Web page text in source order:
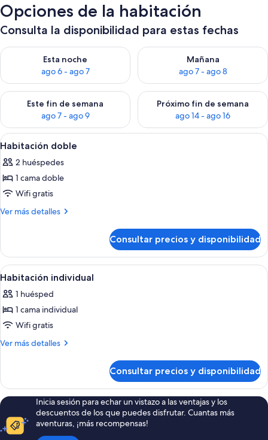
Opciones de la habitación
Consulta la disponibilidad para estas fechas
Esta noche
ago 6 - ago 7
Consulta la disponibilidad para esta noche, ago 6 - ago 7
Mañana
ago 7 - ago 8
Consulta la disponibilidad
Este fin de semana
ago 7 - ago 9
Consulta la disponibilidad para este fin de semana, ago 7 -
Próximo fin de semana
ago 14 - ago 16
Consulta la disponibilidad
Abrir
todas
las
fotos
de
Habitación
Un dormitorio con cama, una silla,
2
Habitación doble
2 huéspedes
1 cama doble
Wifi gratis
Ver más detalles
Más
doble
Consultar precios y disponibilidad
Abrir
todas
las
fotos
de
Habitación
Un dormitorio con cama, mesita de
2
Habitación individual
1 huésped
1 cama individual
Wifi gratis
Ver más detalles
Más
individual
Consultar precios y disponibilidad
Inicia sesión para echar un vistazo a las ventajas y los
descuentos de los que puedes disfrutar. Cuantas más
aventuras, ¡más recompensas!